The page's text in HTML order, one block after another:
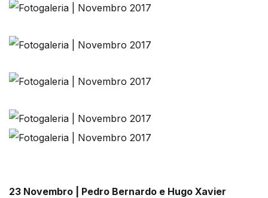
23 Novembro | Pedro Bernardo e Hugo Xavier